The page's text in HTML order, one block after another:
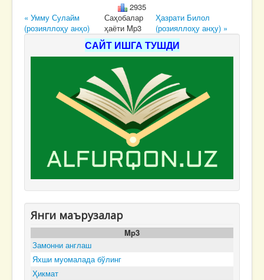
2935
« Умму Сулайм
(розияллоҳу анҳо)
Саҳобалар
ҳаёти Mp3
Ҳазрати Билол
(розияллоҳу анҳу) »
САЙТ ИШГА ТУШДИ
Янги маърузалар
Mp3
Замонни англаш
Яхши муомалада бўлинг
Ҳикмат